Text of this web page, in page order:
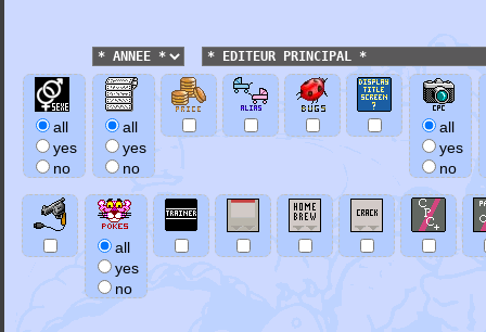
all
yes
no
all
yes
no
all
yes
no
all
yes
no